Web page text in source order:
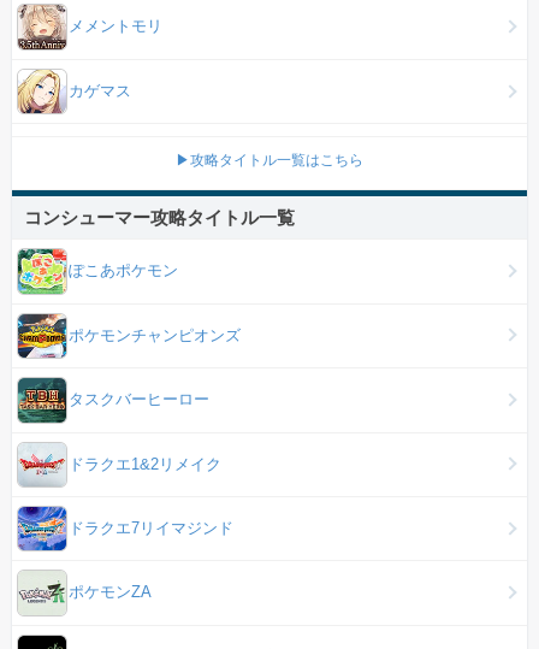
メメントモリ
カゲマス
▶攻略タイトル一覧はこちら
コンシューマー攻略タイトル一覧
ぽこあポケモン
ポケモンチャンピオンズ
タスクバーヒーロー
ドラクエ1&2リメイク
ドラクエ7リイマジンド
ポケモンZA